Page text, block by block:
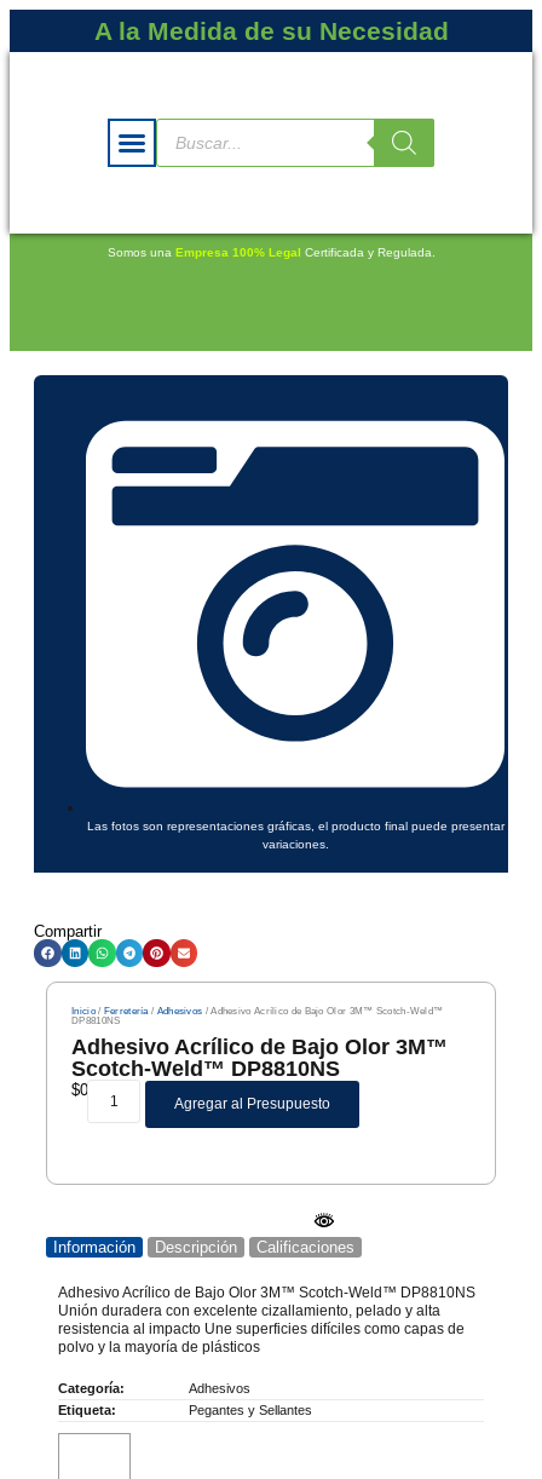
A la Medida de su Necesidad
Somos una Empresa 100% Legal Certificada y Regulada.
Las fotos son representaciones gráficas, el producto final puede presentar
variaciones.
Compartir
Inicio/ Ferretería / Adhesivos / Adhesivo Acrílico de Bajo Olor 3M™ Scotch-Weld™
DP8810NS
Adhesivo Acrílico de Bajo Olor 3M™
Scotch-Weld™ DP8810NS
$0
Agregar al Presupuesto
Información Descripción Calificaciones
Adhesivo Acrílico de Bajo Olor 3M™ Scotch-Weld™ DP8810NS
Unión duradera con excelente cizallamiento, pelado y alta
resistencia al impacto Une superficies difíciles como capas de
polvo y la mayoría de plásticos
Categoría:
Adhesivos
Etiqueta:
Pegantes y Sellantes